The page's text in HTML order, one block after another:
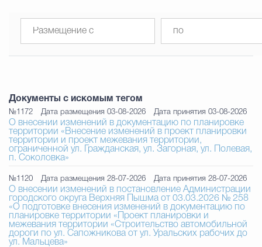
Муниципальная
Противодействие
Городская среда Социальная
Документы с искомым тегом
№1172 Дата размещения 03-08-2026 Дата принятия 03-08-2026
О внесении изменений в документацию по планировке
территории «Внесение изменений в проект планировки
территории и проект межевания территории,
ограниченной ул. Гражданская, ул. Загорная, ул. Полевая,
п. Соколовка»
№1120 Дата размещения 28-07-2026 Дата принятия 28-07-2026
О внесении изменений в постановление Администрации
городского округа Верхняя Пышма от 03.03.2026 № 258
«О подготовке внесения изменений в документацию по
планировке территории «Проект планировки и
межевания территории «Строительство автомобильной
дороги по ул. Сапожникова от ул. Уральских рабочих до
ул. Мальцева»